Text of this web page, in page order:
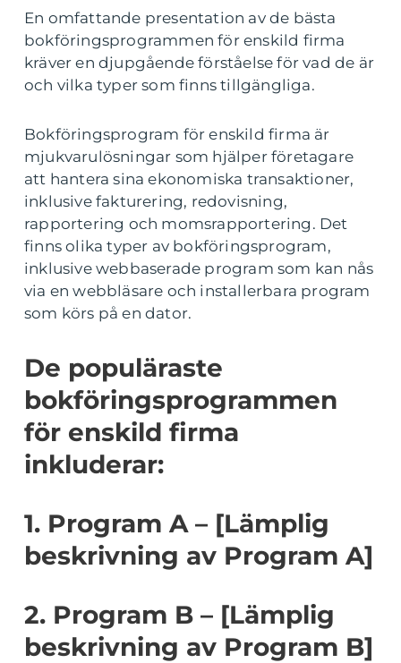
En omfattande presentation av de bästa
bokföringsprogrammen för enskild firma
kräver en djupgående förståelse för vad de är
och vilka typer som finns tillgängliga.
Bokföringsprogram för enskild firma är
mjukvarulösningar som hjälper företagare
att hantera sina ekonomiska transaktioner,
inklusive fakturering, redovisning,
rapportering och momsrapportering. Det
finns olika typer av bokföringsprogram,
inklusive webbaserade program som kan nås
via en webbläsare och installerbara program
som körs på en dator.
De populäraste
bokföringsprogrammen
för enskild firma
inkluderar:
1. Program A – [Lämplig
beskrivning av Program A]
2. Program B – [Lämplig
beskrivning av Program B]